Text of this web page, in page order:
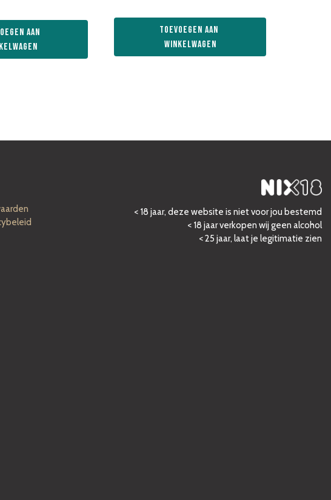
aan
Toevoegen aan
winkelwagen
< 18 jaar, deze website is niet voor jou bestemd
< 18 jaar verkopen wij geen alcohol
< 25 jaar, laat je legitimatie zien